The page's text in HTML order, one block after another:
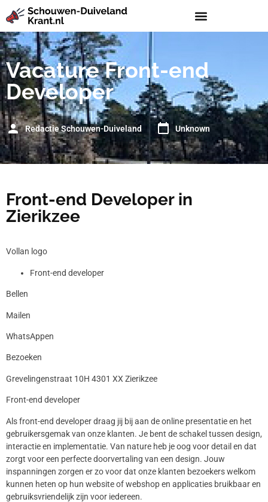
Vacature Front-end
Developer
Redactie Schouwen-Duiveland Unknown
Front-end Developer in
Zierikzee
Vollan logo
Front-end developer
Bellen
Mailen
WhatsAppen
Bezoeken
Grevelingenstraat 10H 4301 XX Zierikzee
Front-end developer
Als front-end developer draag jij bij aan de online presentatie en het
gebruikersgemak van onze klanten. Je bent de schakel tussen design,
interactie en implementatie. Van nature heb je oog voor detail en dat
zorgt voor een perfecte doorvertaling van een design. Jouw
inspanningen zorgen er zo voor dat onze klanten bezoekers welkom
kunnen heten op hun website of webshop en applicaties bruikbaar en
gebruiksvriendelijk zijn voor iedereen.